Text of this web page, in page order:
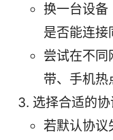
换一台设备
是否能连接
尝试在不同
带、手机热
选择合适的
若默认协议